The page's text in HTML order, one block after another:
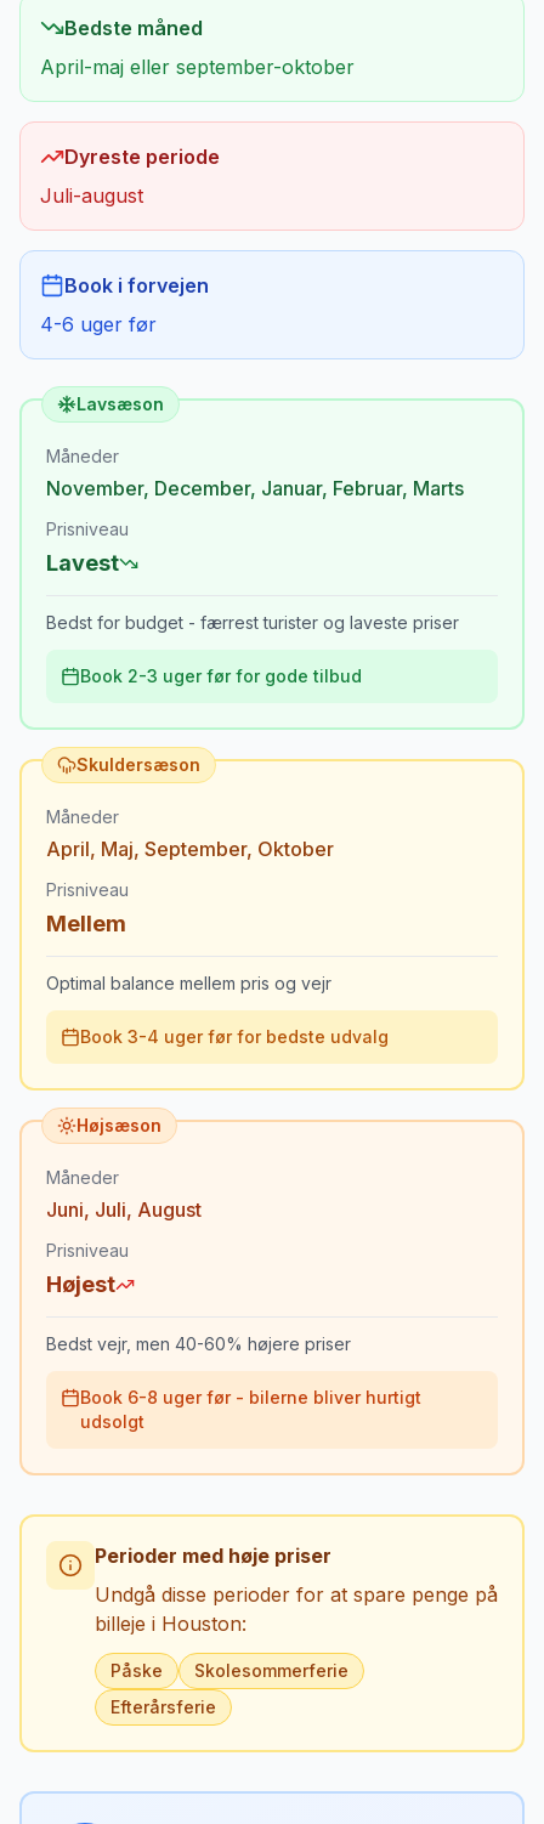
Bedste måned
April-maj eller september-oktober
Dyreste periode
Juli-august
Book i forvejen
4-6 uger før
Lavsæson
Måneder
November, December, Januar, Februar, Marts
Prisniveau
Lavest
Bedst for budget - færrest turister og laveste priser
Book 2-3 uger før for gode tilbud
Skuldersæson
Måneder
April, Maj, September, Oktober
Prisniveau
Mellem
Optimal balance mellem pris og vejr
Book 3-4 uger før for bedste udvalg
Højsæson
Måneder
Juni, Juli, August
Prisniveau
Højest
Bedst vejr, men 40-60% højere priser
Book 6-8 uger før - bilerne bliver hurtigt
udsolgt
Perioder med høje priser
Undgå disse perioder for at spare penge på
billeje i Houston:
Påske
Skolesommerferie
Efterårsferie